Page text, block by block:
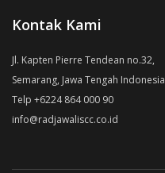
Kontak Kami
Jl. Kapten Pierre Tendean no.32,
Semarang, Jawa Tengah Indonesia
Telp +6224 864 000 90
info@radjawaliscc.co.id